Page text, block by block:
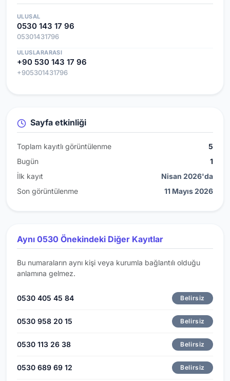
ULUSAL
0530 143 17 96
05301431796
ULUSLARARASI
+90 530 143 17 96
+905301431796
Sayfa etkinliği
Toplam kayıtlı görüntülenme
5
Bugün
1
İlk kayıt
Nisan 2026'da
Son görüntülenme
11 Mayıs 2026
Aynı 0530 Önekindeki Diğer Kayıtlar
Bu numaraların aynı kişi veya kurumla bağlantılı olduğu
anlamına gelmez.
0530 405 45 84 Belirsiz
0530 958 20 15 Belirsiz
0530 113 26 38 Belirsiz
0530 689 69 12 Belirsiz